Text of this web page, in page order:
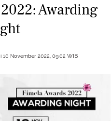
Awarding
10 November 2022, 09:02 WIB